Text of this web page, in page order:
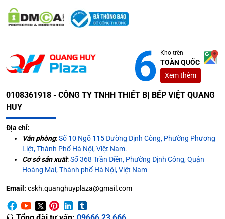
Kho trên
TOÀN QUỐC
Xem thêm
0108361918 - CÔNG TY TNHH THIẾT BỊ BẾP VIỆT QUANG
HUY
Địa chỉ:
Văn phòng:Số 10 Ngõ 115 Đường Định Công, Phường Phương
Liệt, Thành Phố Hà Nội, Việt Nam.
Cơ sở sản xuất:Số 368 Trần Điền, Phường Định Công, Quận
Hoàng Mai, Thành phố Hà Nội, Việt Nam
Email: cskh.quanghuyplaza@gmail.com